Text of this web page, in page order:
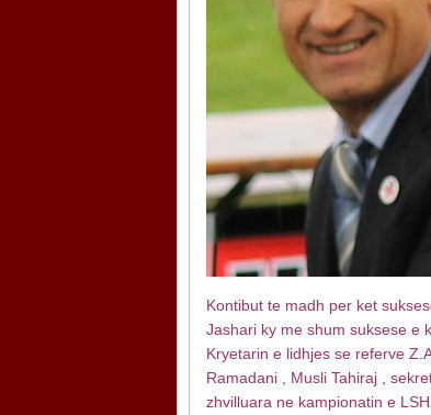
Kontibut te madh per ket
Jashari ky me shum suksese e
Kryetarin e lidhjes se referve
Ramadani , Musli Tahiraj ,
zhvilluara ne kampionatin e